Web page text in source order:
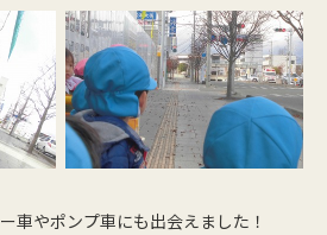
車やポンプ車にも出会えました！